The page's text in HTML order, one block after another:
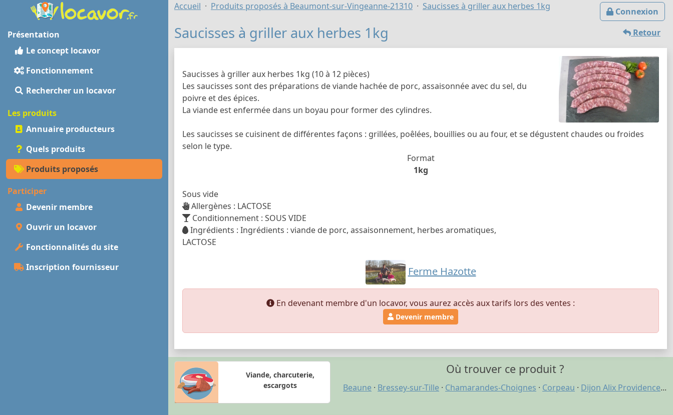
Présentation
Le concept locavor
Fonctionnement
Rechercher un locavor
Les produits
Annuaire producteurs
Quels produits
Produits proposés
Participer
Devenir membre
Ouvrir un locavor
Fonctionnalités du site
Inscription fournisseur
Connexion
Accueil Produits proposés à Beaumont-sur-Vingeanne-21310 Saucisses à griller aux herbes 1kg
Retour
Saucisses à griller aux herbes 1kg
Saucisses à griller aux herbes 1kg (10 à 12 pièces)
Les saucisses sont des préparations de viande hachée de porc, assaisonnée avec du sel, du
poivre et des épices.
La viande est enfermée dans un boyau pour former des cylindres.
Les saucisses se cuisinent de différentes façons : grillées, poêlées, bouillies ou au four, et se dégustent chaudes ou froides
selon le type.
Format
1kg
Sous vide
Allergènes : LACTOSE
Conditionnement : SOUS VIDE
Ingrédients : Ingrédients : viande de porc, assaisonnement, herbes aromatiques,
LACTOSE
Ferme Hazotte
En devenant membre d'un locavor, vous aurez accès aux tarifs lors des ventes :
Devenir membre
Viande, charcuterie,
escargots
Où trouver ce produit ?
Beaune · Bressey-sur-Tille · Chamarandes-Choignes · Corpeau · Dijon Alix Providence...